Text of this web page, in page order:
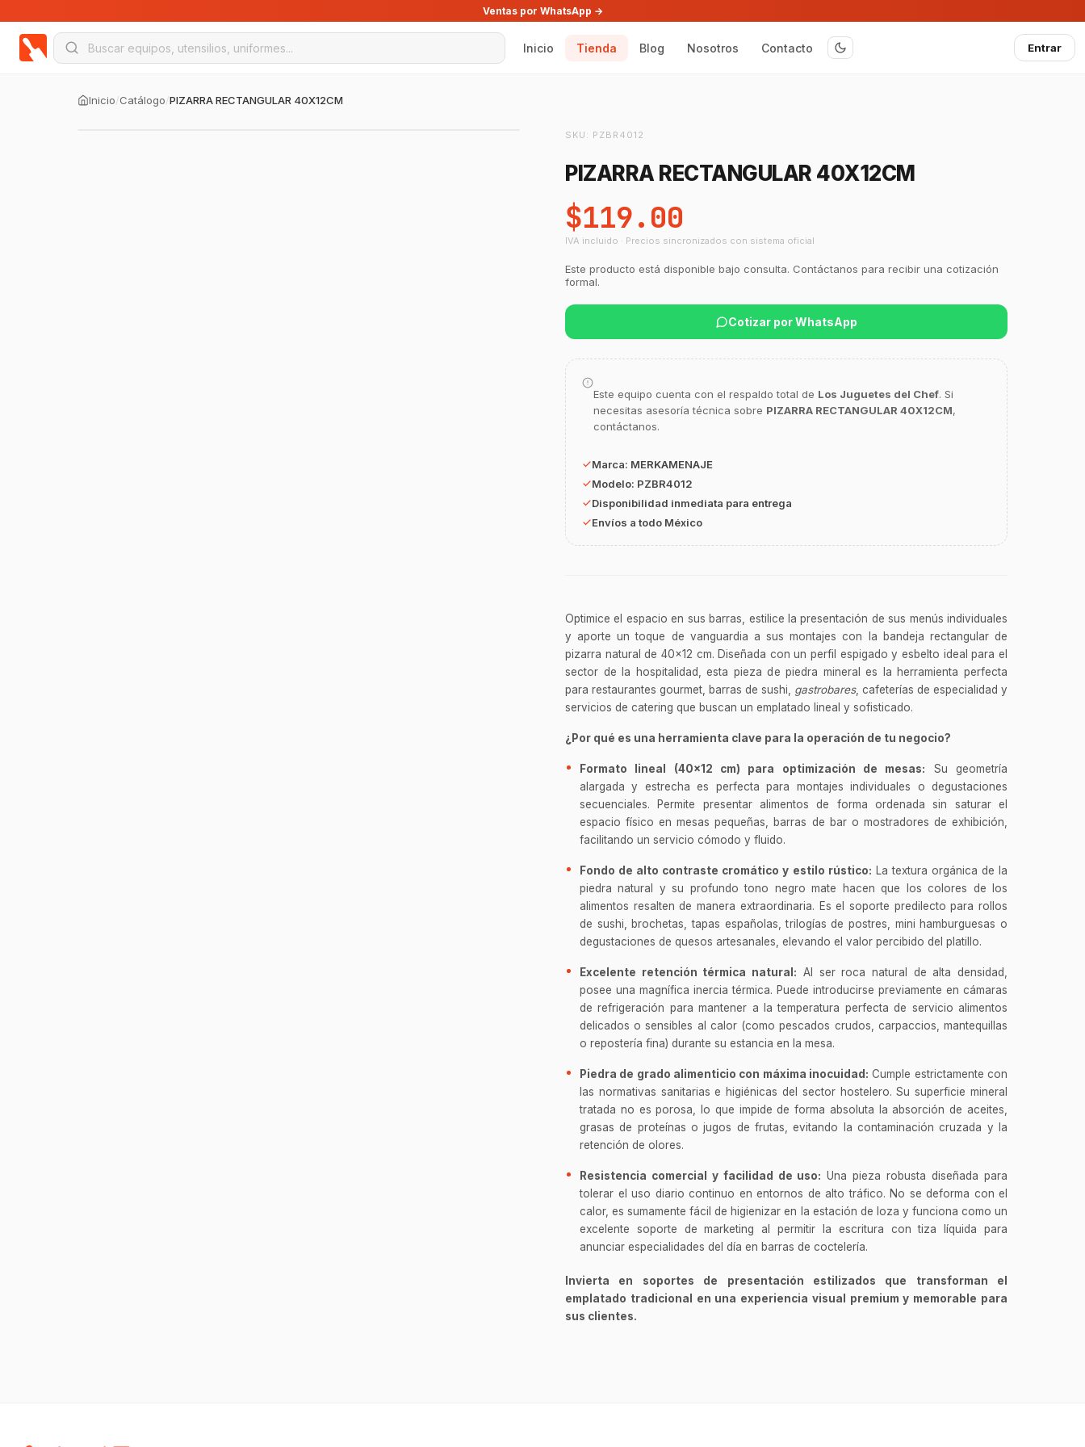
Ventas por WhatsApp →
Inicio Tienda Blog Nosotros Contacto Entrar
Inicio/Catálogo/PIZARRA RECTANGULAR 40X12CM
SKU: PZBR4012
PIZARRA RECTANGULAR 40X12CM
$119.00
IVA incluido · Precios sincronizados con sistema oficial
Este producto está disponible bajo consulta. Contáctanos para recibir una cotización
formal.
Cotizar por WhatsApp
Este equipo cuenta con el respaldo total de Los Juguetes del Chef. Si
necesitas asesoría técnica sobre PIZARRA RECTANGULAR 40X12CM,
contáctanos.
Marca: MERKAMENAJE
Modelo: PZBR4012
Disponibilidad inmediata para entrega
Envíos a todo México
Optimice el espacio en sus barras, estilice la presentación de sus menús individuales
y aporte un toque de vanguardia a sus montajes con la bandeja rectangular de
pizarra natural de 40x12 cm. Diseñada con un perfil espigado y esbelto ideal para el
sector de la hospitalidad, esta pieza de piedra mineral es la herramienta perfecta
para restaurantes gourmet, barras de sushi, gastrobares, cafeterías de especialidad y
servicios de catering que buscan un emplatado lineal y sofisticado.
¿Por qué es una herramienta clave para la operación de tu negocio?
Formato lineal (40x12 cm) para optimización de mesas: Su geometría
alargada y estrecha es perfecta para montajes individuales o degustaciones
secuenciales. Permite presentar alimentos de forma ordenada sin saturar el
espacio físico en mesas pequeñas, barras de bar o mostradores de exhibición,
facilitando un servicio cómodo y fluido.
Fondo de alto contraste cromático y estilo rústico: La textura orgánica de la
piedra natural y su profundo tono negro mate hacen que los colores de los
alimentos resalten de manera extraordinaria. Es el soporte predilecto para rollos
de sushi, brochetas, tapas españolas, trilogías de postres, mini hamburguesas o
degustaciones de quesos artesanales, elevando el valor percibido del platillo.
Excelente retención térmica natural: Al ser roca natural de alta densidad,
posee una magnífica inercia térmica. Puede introducirse previamente en cámaras
de refrigeración para mantener a la temperatura perfecta de servicio alimentos
delicados o sensibles al calor (como pescados crudos, carpaccios, mantequillas
o repostería fina) durante su estancia en la mesa.
Piedra de grado alimenticio con máxima inocuidad: Cumple estrictamente con
las normativas sanitarias e higiénicas del sector hostelero. Su superficie mineral
tratada no es porosa, lo que impide de forma absoluta la absorción de aceites,
grasas de proteínas o jugos de frutas, evitando la contaminación cruzada y la
retención de olores.
Resistencia comercial y facilidad de uso: Una pieza robusta diseñada para
tolerar el uso diario continuo en entornos de alto tráfico. No se deforma con el
calor, es sumamente fácil de higienizar en la estación de loza y funciona como un
excelente soporte de marketing al permitir la escritura con tiza líquida para
anunciar especialidades del día en barras de coctelería.
Invierta en soportes de presentación estilizados que transforman el
emplatado tradicional en una experiencia visual premium y memorable para
sus clientes.
GastroBot